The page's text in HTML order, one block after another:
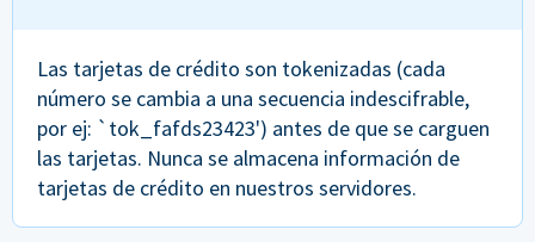
Las tarjetas de crédito son tokenizadas (cada
número se cambia a una secuencia indescifrable,
por ej: `tok_fafds23423') antes de que se carguen
las tarjetas. Nunca se almacena información de
tarjetas de crédito en nuestros servidores.